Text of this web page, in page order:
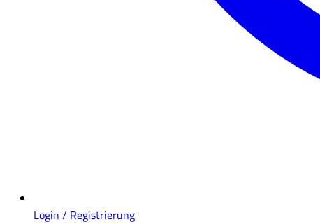
Login / Registrierung